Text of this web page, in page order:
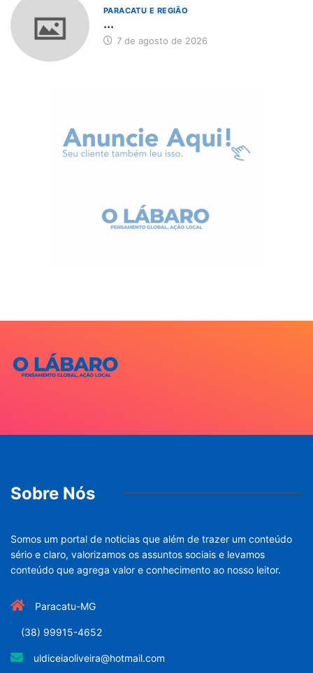
PARACATU E REGIÃO
...
7 de agosto de 2026
Sobre Nós
Somos um portal de noticias que além de trazer um conteúdo
sério e claro, valorizamos os assuntos sociais e levamos
conteúdo que agrega valor e conhecimento ao nosso leitor.
Paracatu-MG
(38) 99915-4652
uldiceiaoliveira@hotmail.com